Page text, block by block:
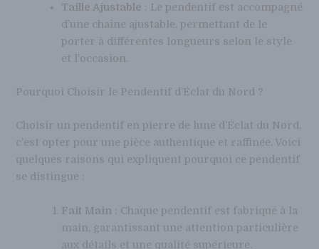
Taille Ajustable : Le pendentif est accompagné
d’une chaîne ajustable, permettant de le
porter à différentes longueurs selon le style
et l’occasion.
Pourquoi Choisir le Pendentif d’Éclat du Nord ?
Choisir un pendentif en pierre de lune d’Éclat du Nord,
c’est opter pour une pièce authentique et raffinée. Voici
quelques raisons qui expliquent pourquoi ce pendentif
se distingue :
Fait Main : Chaque pendentif est fabriqué à la
main, garantissant une attention particulière
aux détails et une qualité supérieure.